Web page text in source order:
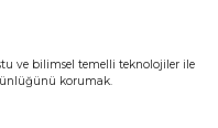
ve bilimsel temelli teknolojiler ile
korumak.